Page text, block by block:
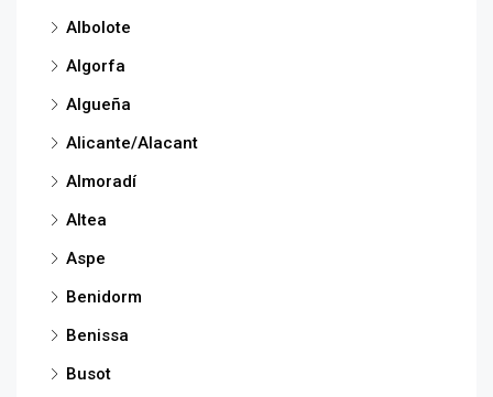
Albolote
Algorfa
Algueña
Alicante/Alacant
Almoradí
Altea
Aspe
Benidorm
Benissa
Busot